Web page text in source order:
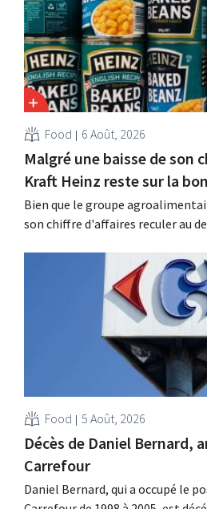
Food 6 Août, 2026
Malgré une baisse de son
Kraft Heinz reste sur la
Bien que le groupe
son chiffre d'affaires reculer au
aux prévisions. La multinationale
investissements et revoit ses
Food 5 Août, 2026
Décès de Daniel Bernard,
Carrefour
Daniel Bernard, qui a occupé le